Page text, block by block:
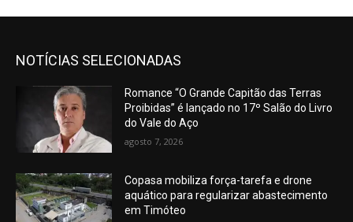
NOTÍCIAS SELECIONADAS
Romance “O Grande Capitão das Terras
Proibidas” é lançado no 17º Salão do Livro
do Vale do Aço
agosto 7, 2026
Copasa mobiliza força-tarefa e drone
aquático para regularizar abastecimento
em Timóteo